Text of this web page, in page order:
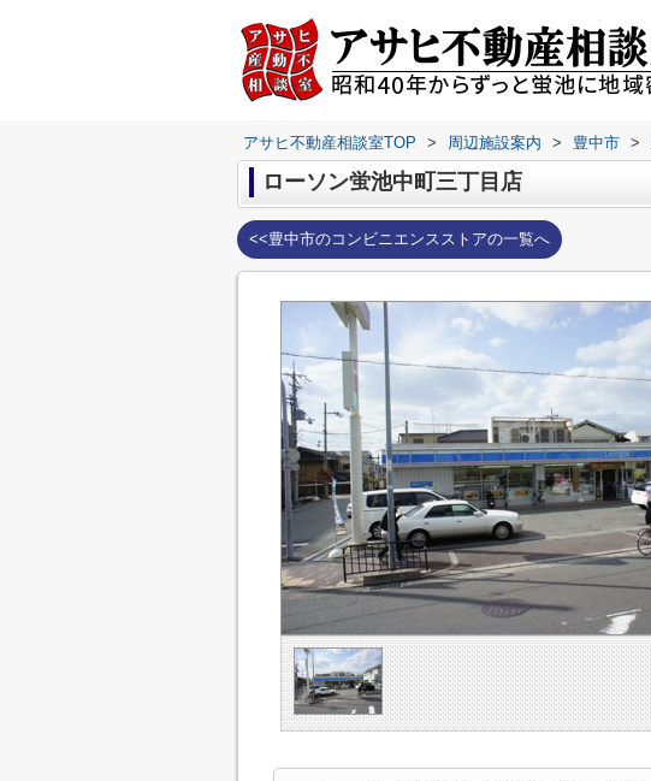
アサヒ不動産相談室TOP > 周辺施設案内 > 豊中市 >
ローソン蛍池中町三丁目店
<<豊中市のコンビニエンスストアの一覧へ